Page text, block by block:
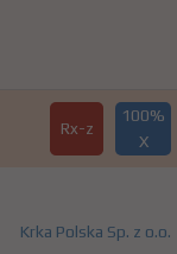
Rx-z
100%
X
Krka Polska Sp. z o.o.